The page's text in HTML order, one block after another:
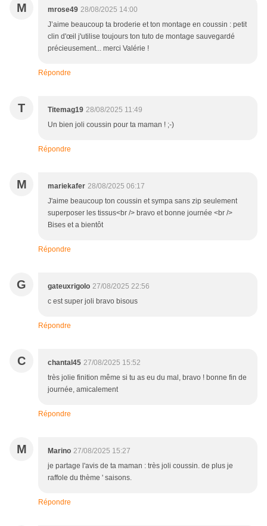
M mrose49 28/08/2025 14:00
J’aime beaucoup ta broderie et ton montage en coussin : petit
clin d'œil j'utilise toujours ton tuto de montage sauvegardé
précieusement... merci Valérie !
Répondre
T Titemag19 28/08/2025 11:49
Un bien joli coussin pour ta maman ! ;-)
Répondre
M mariekafer 28/08/2025 06:17
J'aime beaucoup ton coussin et sympa sans zip seulement
superposer les tissus<br /> bravo et bonne journée <br />
Bises et a bientôt
Répondre
G gateuxrigolo 27/08/2025 22:56
c est super joli bravo bisous
Répondre
C chantal45 27/08/2025 15:52
très jolie finition même si tu as eu du mal, bravo ! bonne fin de
journée, amicalement
Répondre
M Marino 27/08/2025 15:27
je partage l'avis de ta maman : très joli coussin. de plus je
raffole du thème ' saisons.
Répondre